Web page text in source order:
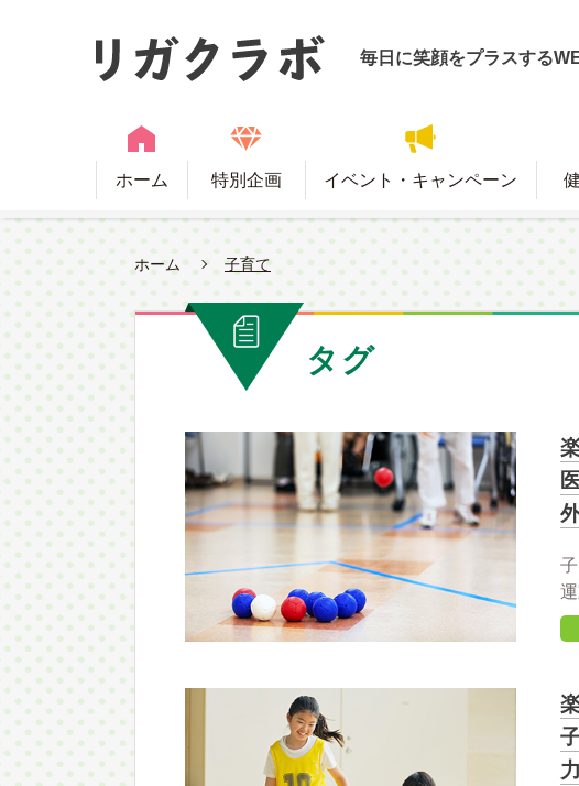
毎日に笑顔をプラスする
ホーム 特別企画 イベント・キャンペーン
ホーム 子育て
タグ